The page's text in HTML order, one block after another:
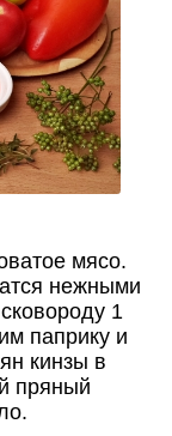
мясо.
нежными
1
паприку и
кинзы в
пряный